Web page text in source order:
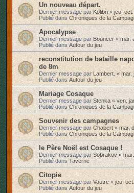
Un nouveau départ.
Dernier message par Kolibri« jeu.
Publié dans Chroniques de la
Apocalypse
Dernier message parBouncer «mar.
Publié dans Autour du jeu
reconstitution de bataille
de 8m
Dernier message parLambert. «mar.
Publié dans Autour du jeu
Mariage Cosaque
Dernier message parStenka « ven.
Publié dans Chroniques de la
Souvenir des campagnes
Dernier message par Chabert « mar.
Publié dans Chroniques de la
le Père Noël est Cosaque !
Dernier message parSobrakov «
Publié dans Taverne
Citopie
Dernier message par Vautre« jeu.
Publié dans Autour du jeu